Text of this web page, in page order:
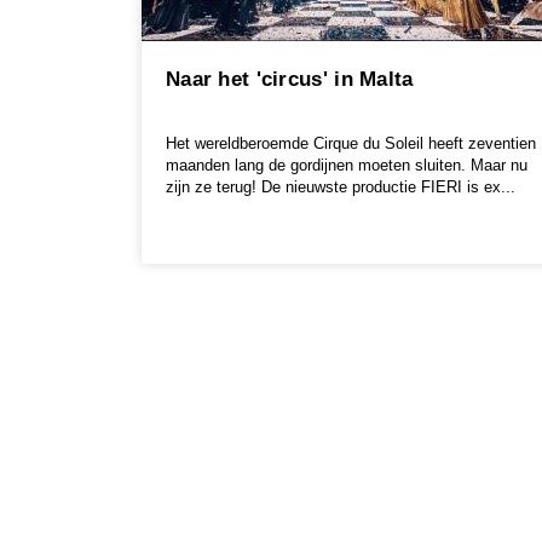
Naar het 'circus' in Malta
Het wereldberoemde Cirque du Soleil heeft zeventien
maanden lang de gordijnen moeten sluiten. Maar nu
zijn ze terug! De nieuwste productie FIERI is ex...